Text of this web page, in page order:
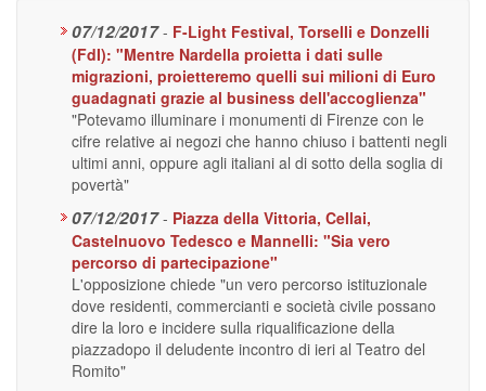
07/12/2017 - F-Light Festival, Torselli e Donzelli
(FdI): "Mentre Nardella proietta i dati sulle
migrazioni, proietteremo quelli sui milioni di Euro
guadagnati grazie al business dell'accoglienza"
"Potevamo illuminare i monumenti di Firenze con le
cifre relative ai negozi che hanno chiuso i battenti negli
ultimi anni, oppure agli italiani al di sotto della soglia di
povertà"
07/12/2017 - Piazza della Vittoria, Cellai,
Castelnuovo Tedesco e Mannelli: "Sia vero
percorso di partecipazione"
L'opposizione chiede "un vero percorso istituzionale
dove residenti, commercianti e società civile possano
dire la loro e incidere sulla riqualificazione della
piazzadopo il deludente incontro di ieri al Teatro del
Romito"